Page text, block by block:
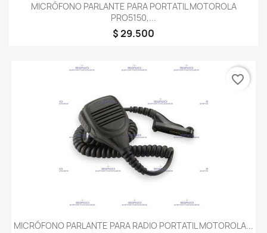
MICRÓFONO PARLANTE PARA PORTATIL MOTOROLA
PRO5150,...
$ 29.500
MICRÓFONO PARLANTE PARA RADIO PORTATIL MOTOROLA...
favorite_border